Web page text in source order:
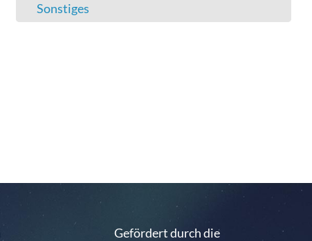
Sonstiges
Gefördert durch die